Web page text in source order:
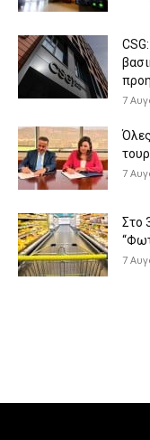
7
7
Στο
7